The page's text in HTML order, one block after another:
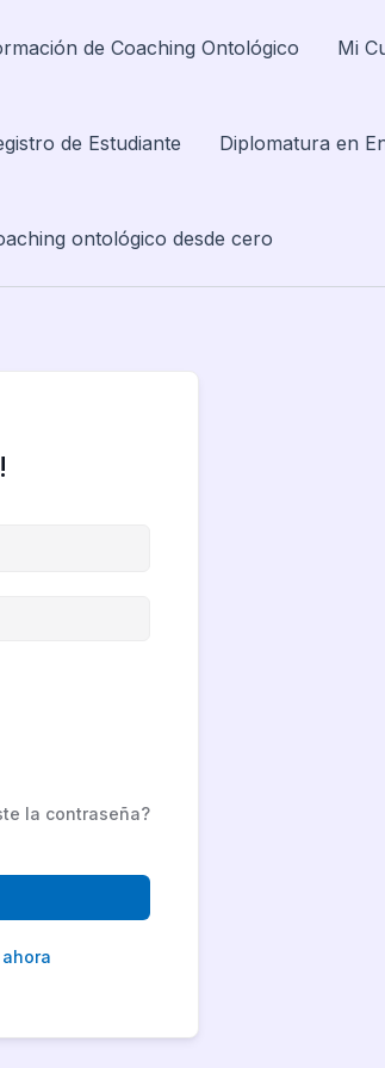
de Coaching Ontológico Mi
de Estudiante Diplomatura en
ontológico desde cero
la contraseña?